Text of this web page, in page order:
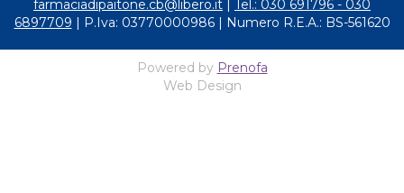
farmaciadipaitone.cb@libero.it | Tel.: 030 691796 - 030
6897709 | P.Iva: 03770000986 | Numero R.E.A.: BS-561620
Powered by Prenofa
Web Design